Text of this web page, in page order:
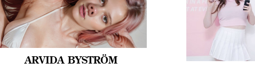
ARVIDA BYSTRÖM